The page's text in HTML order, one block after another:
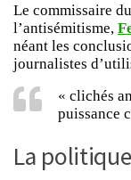
Le commissaire
l’antisémitisme,
néant les
journalistes
« clichés
puissance
La